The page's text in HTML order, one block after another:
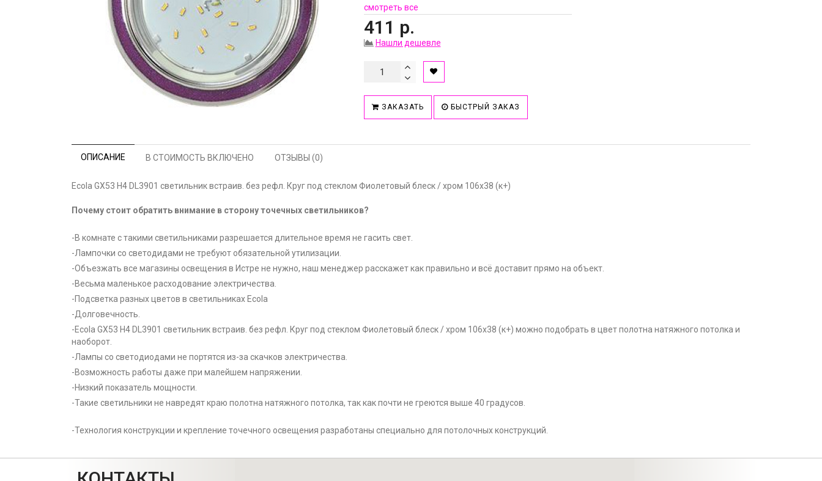
смотреть все
411 р.
Нашли дешевле
ЗАКАЗАТЬ БЫСТРЫЙ ЗАКАЗ
ОПИСАНИЕ В СТОИМОСТЬ ВКЛЮЧЕНО ОТЗЫВЫ (0)
Ecola GX53 H4 DL3901 светильник встраив. без рефл. Круг под стеклом Фиолетовый блеск / хром 106х38 (к+)
Почему стоит обратить внимание в сторону точечных светильников?
-В комнате с такими светильниками разрешается длительное время не гасить свет.
-Лампочки со светодидами не требуют обязательной утилизации.
-Объезжать все магазины освещения в Истре не нужно, наш менеджер расскажет как правильно и всё доставит прямо на объект.
-Весьма маленькое расходование электричества.
-Подсветка разных цветов в светильниках Ecola
-Долговечность.
-Ecola GX53 H4 DL3901 светильник встраив. без рефл. Круг под стеклом Фиолетовый блеск / хром 106х38 (к+) можно подобрать в цвет полотна натяжного потолка и
наоборот.
-Лампы со светодиодами не портятся из-за скачков электричества.
-Возможность работы даже при малейшем напряжении.
-Низкий показатель мощности.
-Такие светильники не навредят краю полотна натяжного потолка, так как почти не греются выше 40 градусов.
-Технология конструкции и крепление точечного освещения разработаны специально для потолочных конструкций.